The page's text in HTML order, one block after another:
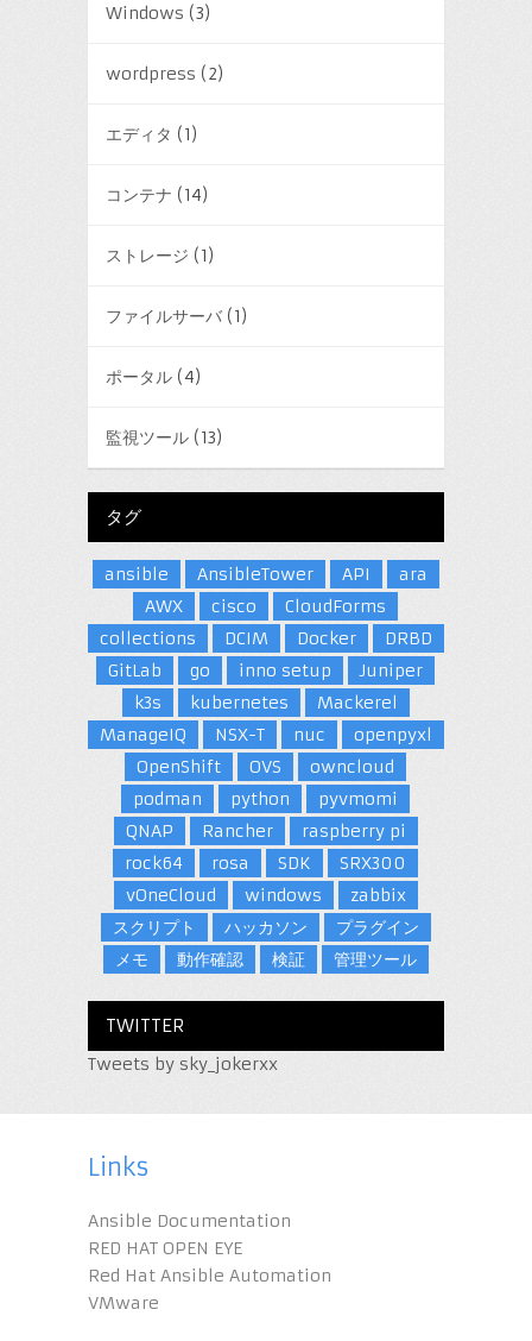
Windows (3)
wordpress (2)
エディタ (1)
コンテナ (14)
ストレージ (1)
ファイルサーバ(1)
ポータル(4)
監視ツール(13)
タグ
ansible AnsibleTower API
ara
AWX
cisco
CloudForms
collections
DCIM Docker
DRBD
GitLab
go inno setup
Juniper
k3s
kubernetes
Mackerel
ManageIQ
NSX-T nuc
openpyxl
OpenShift
OVS
owncloud
podman
python
pyvmomi
QNAP
Rancher
raspberry pi
rock64
rosa SDK
SRX300
vOneCloud
windows
zabbix
スクリプト
ハッカソン
プラグイン
メモ
動作確認 検証 管理ツール
TWITTER
Tweets by sky_jokerxx
Links
Ansible Documentation
RED HAT OPEN EYE
Red Hat Ansible Automation
VMware